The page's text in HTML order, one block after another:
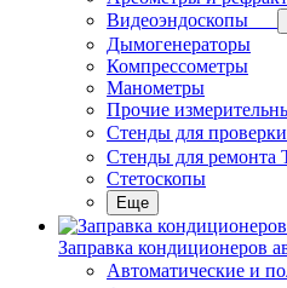
Видеоэндоскопы
Дымогенераторы
Компрессометры
Манометры
Прочие
Стенды для проверки
Стенды для
Стетоскопы
Еще
Заправка кондиционеров
Автоматические и